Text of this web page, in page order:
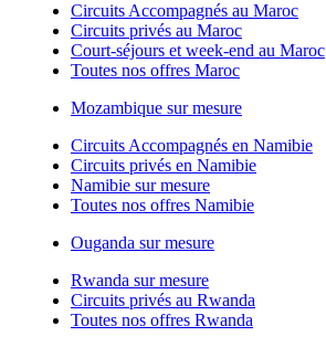
Circuits Accompagnés au Maroc
Circuits privés au Maroc
Court-séjours et week-end au Maroc
Toutes nos offres Maroc
Mozambique sur mesure
Circuits Accompagnés en Namibie
Circuits privés en Namibie
Namibie sur mesure
Toutes nos offres Namibie
Ouganda sur mesure
Rwanda sur mesure
Circuits privés au Rwanda
Toutes nos offres Rwanda